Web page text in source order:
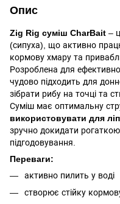
Опис
Zig Rig суміш CharBait –
(сипуха), що активно
кормову хмару та
Розроблена для
чудово підходить для
зібрати рибу на точці та
Суміш має оптимальну
використовувати для
зручно докидати
підгодовування.
Переваги:
активно пилить у воді
створює стійку